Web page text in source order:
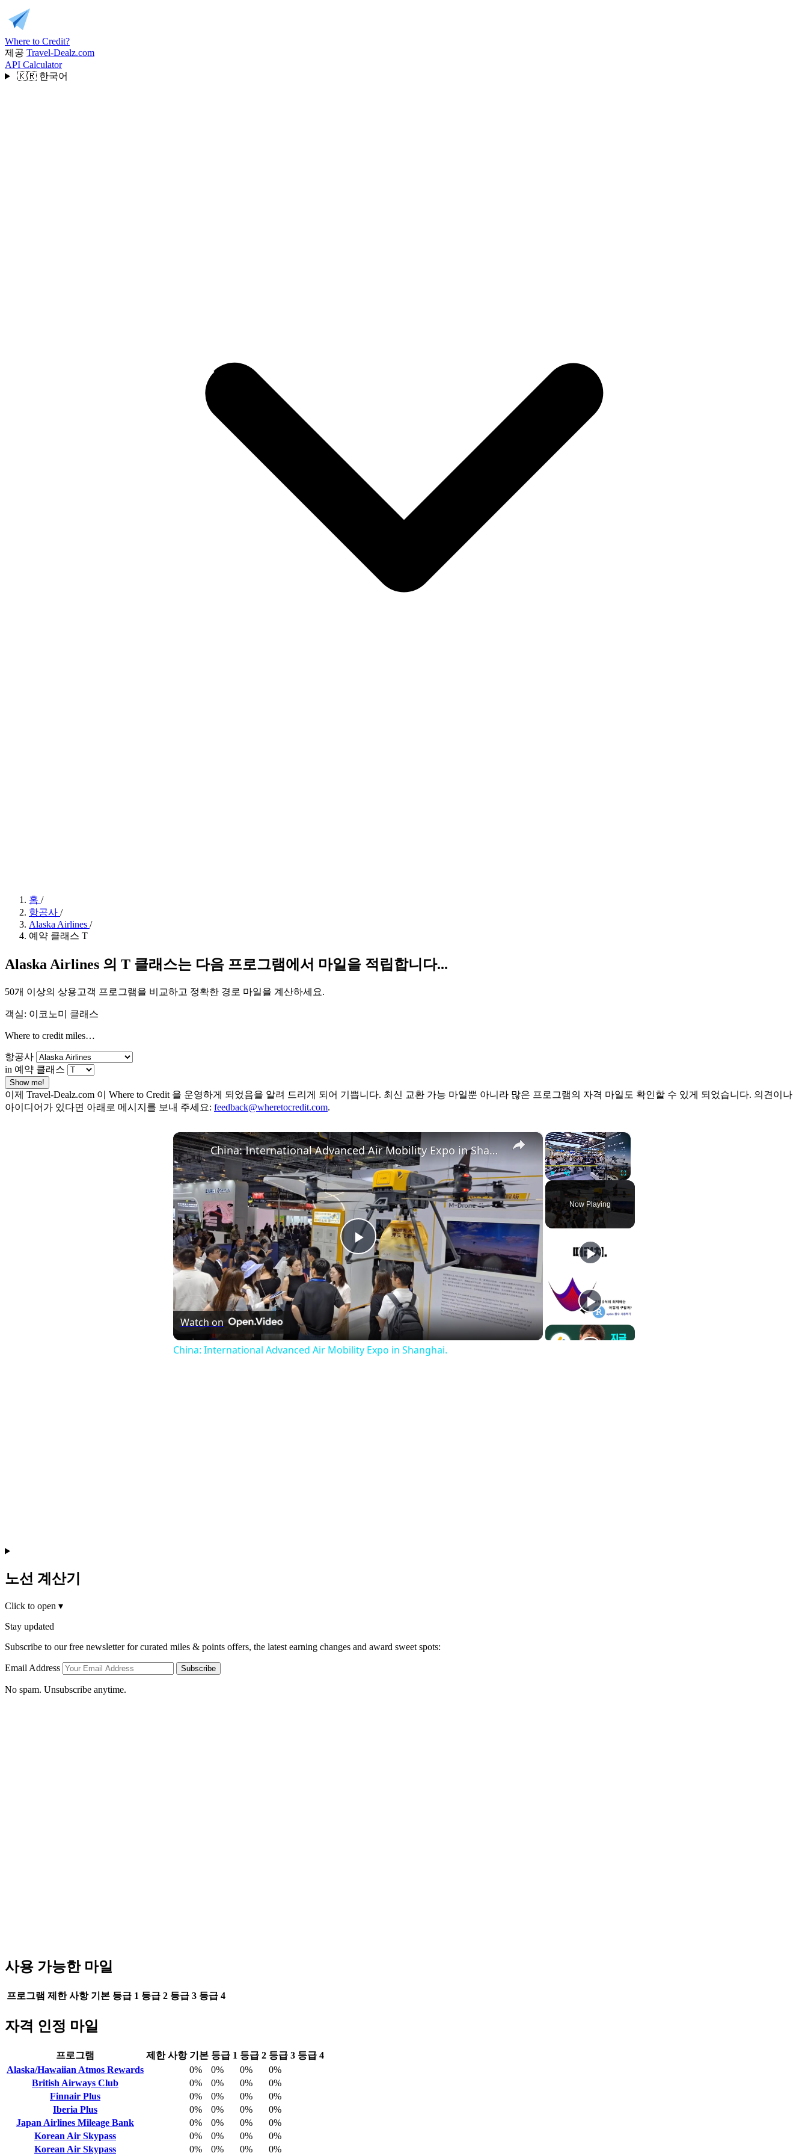
Where to Credit?
제공 Travel-Dealz.com
API Calculator
🇰🇷 한국어
홈 /
항공사 /
Alaska Airlines /
예약 클래스 T
Alaska Airlines 의 T 클래스는 다음 프로그램에서 마일을 적립합니다...
50개 이상의 상용고객 프로그램을 비교하고 정확한 경로 마일을 계산하세요.
객실: 이코노미 클래스
Where to credit miles…
항공사
in 예약 클래스
Show me!
이제 Travel-Dealz.com 이 Where to Credit 을 운영하게 되었음을 알려 드리게 되어 기쁩니다. 최신 교환 가능 마일뿐 아니라 많은 프로그램의 자격 마일도 확인할 수 있게 되었습니다. 의견이나
아이디어가 있다면 아래로 메시지를 보내 주세요: feedback@wheretocredit.com.
×
Fullscreen
Now Playing
×
Play
Video
China: International Advanced Air Mobility Expo in Shanghai.
Watch on
China: International Advanced Air Mobility Expo in Shanghai.
노선 계산기
Click to open ▾
Stay updated
Subscribe to our free newsletter for curated miles & points offers, the latest earning changes and award sweet spots:
Email Address Subscribe
No spam. Unsubscribe anytime.
사용 가능한 마일
프로그램 제한 사항 기본 등급 1 등급 2 등급 3 등급 4
자격 인정 마일
프로그램 제한 사항 기본 등급 1 등급 2 등급 3 등급 4
Alaska/Hawaiian Atmos Rewards
0% 0% 0%
0%
British Airways Club
0% 0% 0%
0%
Finnair Plus
0% 0% 0%
0%
Iberia Plus
0% 0% 0%
0%
Japan Airlines Mileage Bank
0% 0% 0%
0%
Korean Air Skypass
0% 0% 0%
0%
Korean Air Skypass
0% 0% 0% 0%